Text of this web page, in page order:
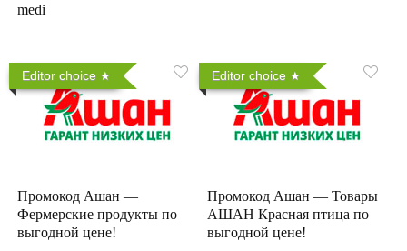
medi
Editor choice
Промокод Ашан —
Фермерские продукты по
выгодной цене!
Editor choice
Промокод Ашан — Товары
АШАН Красная птица по
выгодной цене!